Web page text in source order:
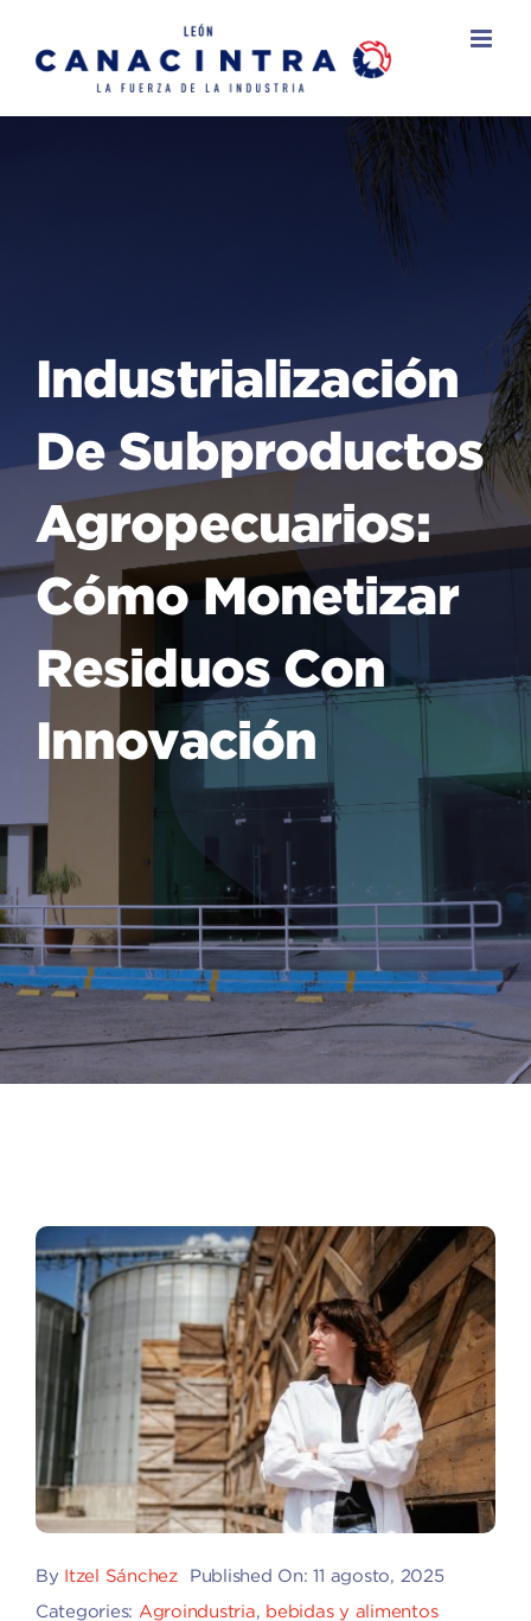
Industrialización
De Subproductos
Agropecuarios:
Cómo Monetizar
Residuos Con
Innovación
By Itzel Sánchez
Published On: 11 agosto, 2025
Categories: Agroindustria bebidas y alimentos